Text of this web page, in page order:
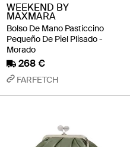
WEEKEND BY
MAXMARA
Bolso De Mano Pasticcino
Pequeño De Piel Plisado -
Morado
268 €
FARFETCH